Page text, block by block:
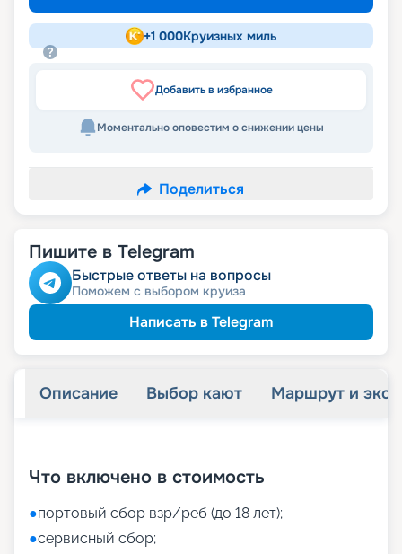
+1 000Круизных миль
Добавить в избранное
Моментально оповестим о снижении цены
Поделиться
Пишите в Telegram
Быстрые ответы на вопросы
Поможем с выбором круиза
Написать в Telegram
Описание Выбор кают Маршрут и
Что включено в стоимость
●портовый сбор взр/реб (до 18 лет);
●сервисный сбор;